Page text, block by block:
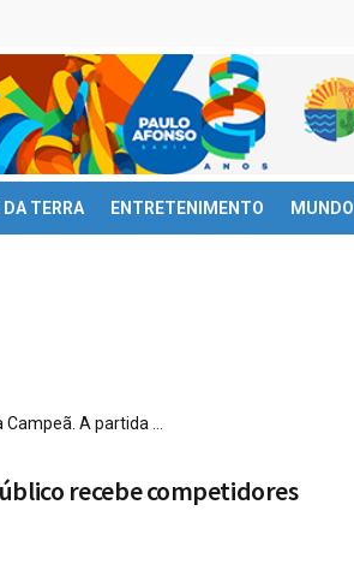
DA TERRA ENTRETENIMENTO MUNDO
A partida ...
recebe competidores